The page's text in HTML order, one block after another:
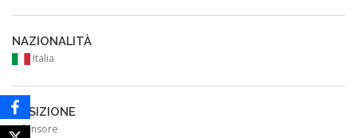
NAZIONALITÀ
Italia
POSIZIONE
Difensore